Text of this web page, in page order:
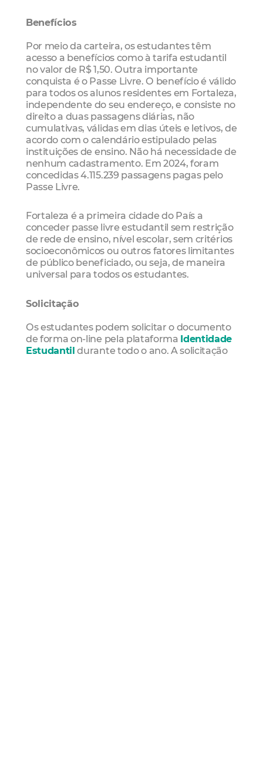
Benefícios
Por meio da carteira, os estudantes têm
acesso a benefícios como à tarifa estudantil
no valor de R$ 1,50. Outra importante
conquista é o Passe Livre. O benefício é válido
para todos os alunos residentes em Fortaleza,
independente do seu endereço, e consiste no
direito a duas passagens diárias, não
cumulativas, válidas em dias úteis e letivos, de
acordo com o calendário estipulado pelas
instituições de ensino. Não há necessidade de
nenhum cadastramento. Em 2024, foram
concedidas 4.115.239 passagens pagas pelo
Passe Livre.
Fortaleza é a primeira cidade do País a
conceder passe livre estudantil sem restrição
de rede de ensino, nível escolar, sem critérios
socioeconômicos ou outros fatores limitantes
de público beneficiado, ou seja, de maneira
universal para todos os estudantes.
Solicitação
Os estudantes podem solicitar o documento
de forma on-line pela plataforma Identidade
Estudantil durante todo o ano. A solicitação